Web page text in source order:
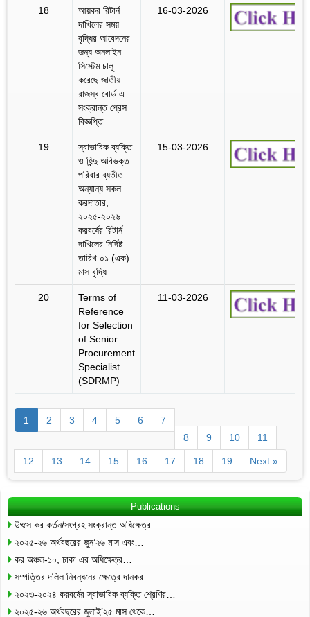
18
আয়কর রিটার্ন
দাখিলের সময়
বৃদ্ধির আবেদনের
জন্য অনলাইন
সিস্টেম চালু
করেছে জাতীয়
রাজস্ব বোর্ড এ
সংক্রান্ত প্রেস
বিজ্ঞপ্তি
16-03-2026
19
স্বাভাবিক ব্যক্তি
ও হিন্দু অবিভক্ত
পরিবার ব্যতীত
অন্যান্য সকল
করদাতার,
২০২৫-২০২৬
করবর্ষের রিটার্ন
দাখিলের নির্দিষ্ট
তারিখ ০১ (এক)
মাস বৃদ্ধি
15-03-2026
20
Terms of
Reference
for Selection
of Senior
Procurement
Specialist
(SDRMP)
11-03-2026
1 2 3 4 5 6
7
8
9 10 11
12 13 14 15 16 17 18 19 Next »
Publications
উৎসে কর কর্তন/সংগ্রহ সংক্রান্ত অধিক্ষেত্র…
২০২৫-২৬ অর্থবছরের জুন’২৬ মাস এবং…
কর অঞ্চল-১০, ঢাকা এর অধিক্ষেত্র…
সম্পত্তির দলিল নিবন্ধনের ক্ষেত্রে দানকর…
২০২৩-২০২৪ করবর্ষের স্বাভাবিক ব্যক্তি শ্রেণির…
২০২৫-২৬ অর্থবছরের জুলাই’২৫ মাস থেকে…